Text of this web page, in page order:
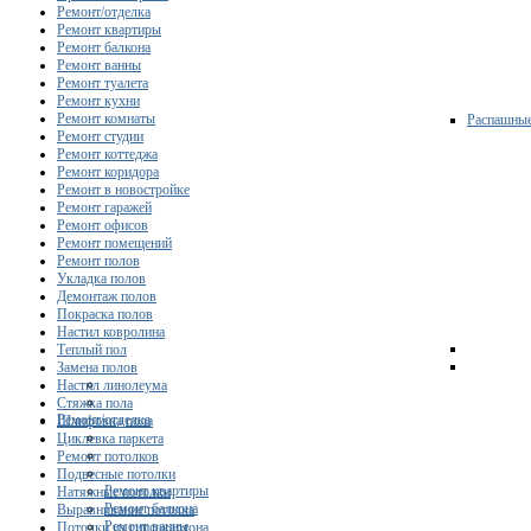
Ремонт/отделка
Ремонт квартиры
Ремонт балкона
Ремонт ванны
Ремонт/отделка
Ремонт квартиры
Ремонт балкона
Ремонт ванны
Ремонт туалета
Ремонт кухни
Ремонт комнаты
Ремонт студии
Ремонт коттеджа
Ремонт коридора
Ремонт в новостройке
Ремонт гаражей
Ремонт офисов
Ремонт помещений
Ремонт полов
Укладка полов
Демонтаж полов
Покраска полов
Настил ковролина
Теплый пол
Замена полов
Настил линолеума
Стяжка пола
Шлифовка пола
Циклевка паркета
Ремонт потолков
Подвесные потолки
Натяжные потолки
Выравнивание потолка
Потолки из гипсокартона